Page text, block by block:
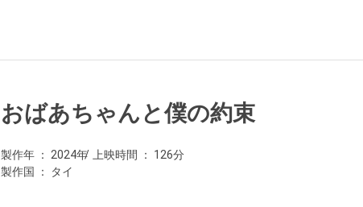
おばあちゃんと僕の約束
製作年 2024年 上映時間
126分
製作国
タイ